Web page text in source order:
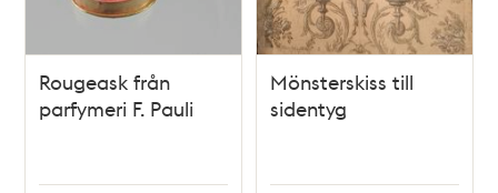
Rougeask från
parfymeri F. Pauli
Mönsterskiss till
sidentyg